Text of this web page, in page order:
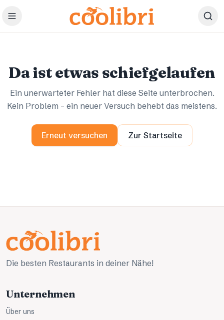
Zum Hauptinhalt springen
Da ist etwas schiefgelaufen
Ein unerwarteter Fehler hat diese Seite unterbrochen.
Kein Problem – ein neuer Versuch behebt das meistens.
Erneut versuchen Zur Startseite
Die besten Restaurants in deiner Nähe!
Unternehmen
Über uns